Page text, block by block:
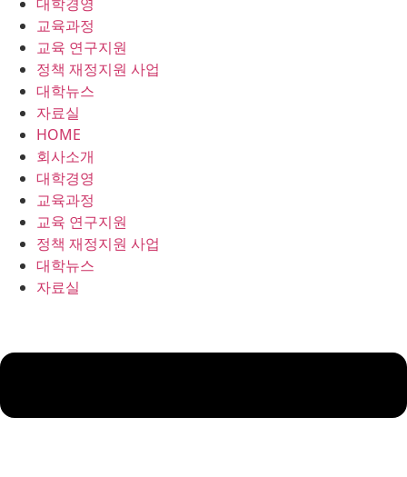
교육과정
교육 연구지원
정책 재정지원 사업
대학뉴스
자료실
HOME
회사소개
대학경영
교육과정
교육 연구지원
정책 재정지원 사업
대학뉴스
자료실